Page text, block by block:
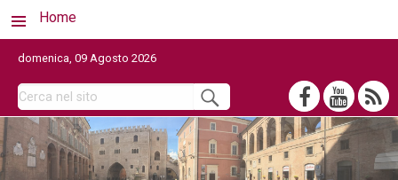
Home
domenica, 09 Agosto 2026